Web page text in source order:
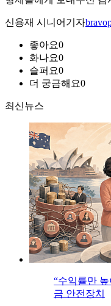
신용재 시니어기자
좋아요0
화나요0
슬퍼요0
더 궁금해요0
최신뉴스
“수익률만
금 안전장치